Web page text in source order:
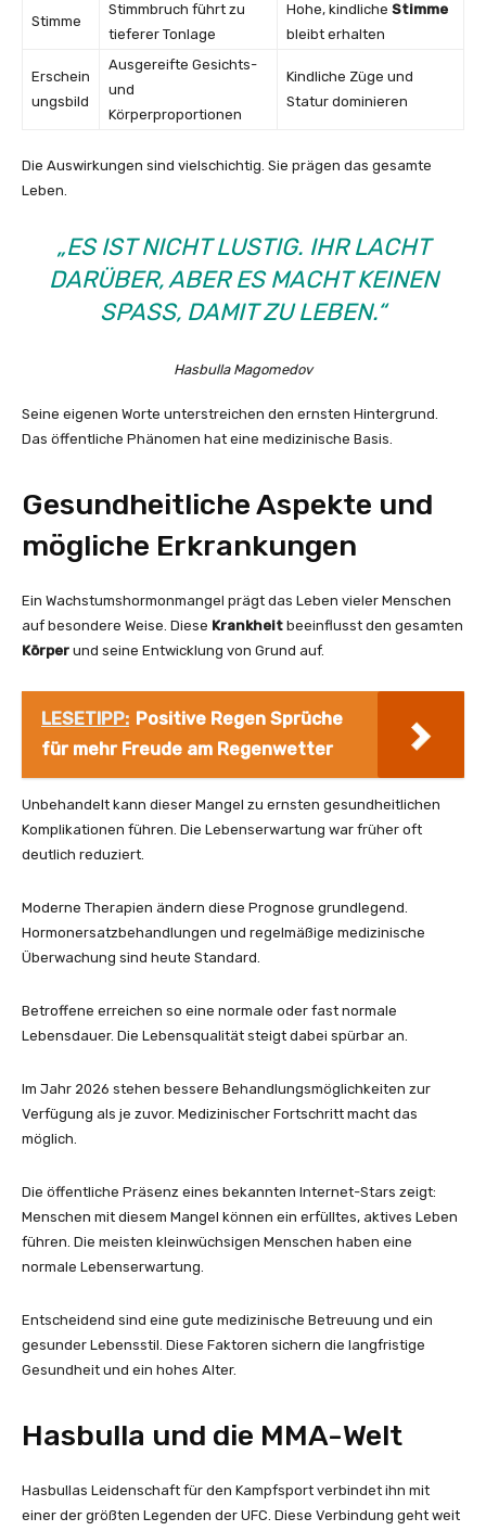
Stimme
Stimmbruch führt zu
tieferer Tonlage
Hohe, kindliche Stimme
bleibt erhalten
Erschein
ungsbild
Ausgereifte Gesichts-
und
Körperproportionen
Kindliche Züge und
Statur dominieren
Die Auswirkungen sind vielschichtig. Sie prägen das gesamte
Leben.
„ES IST NICHT LUSTIG. IHR LACHT
DARÜBER, ABER ES MACHT KEINEN
SPASS, DAMIT ZU LEBEN.“
Hasbulla Magomedov
Seine eigenen Worte unterstreichen den ernsten Hintergrund.
Das öffentliche Phänomen hat eine medizinische Basis.
Gesundheitliche Aspekte und
mögliche Erkrankungen
Ein Wachstumshormonmangel prägt das Leben vieler Menschen
auf besondere Weise. Diese Krankheit beeinflusst den gesamten
Körper und seine Entwicklung von Grund auf.
LESETIPP: Positive Regen Sprüche
für mehr Freude am Regenwetter
Unbehandelt kann dieser Mangel zu ernsten gesundheitlichen
Komplikationen führen. Die Lebenserwartung war früher oft
deutlich reduziert.
Moderne Therapien ändern diese Prognose grundlegend.
Hormonersatzbehandlungen und regelmäßige medizinische
Überwachung sind heute Standard.
Betroffene erreichen so eine normale oder fast normale
Lebensdauer. Die Lebensqualität steigt dabei spürbar an.
Im Jahr 2026 stehen bessere Behandlungsmöglichkeiten zur
Verfügung als je zuvor. Medizinischer Fortschritt macht das
möglich.
Die öffentliche Präsenz eines bekannten Internet-Stars zeigt:
Menschen mit diesem Mangel können ein erfülltes, aktives Leben
führen. Die meisten kleinwüchsigen Menschen haben eine
normale Lebenserwartung.
Entscheidend sind eine gute medizinische Betreuung und ein
gesunder Lebensstil. Diese Faktoren sichern die langfristige
Gesundheit und ein hohes Alter.
Hasbulla und die MMA-Welt
Hasbullas Leidenschaft für den Kampfsport verbindet ihn mit
einer der größten Legenden der UFC. Diese Verbindung geht weit